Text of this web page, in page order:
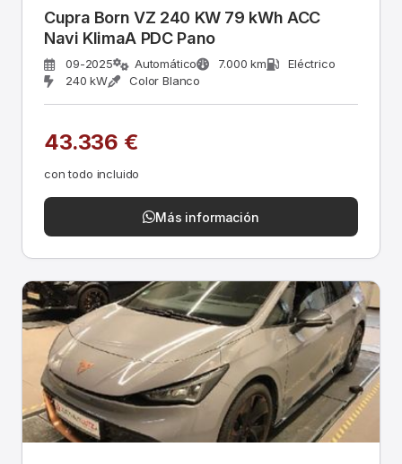
Cupra Born VZ 240 KW 79 kWh ACC
Navi KlimaA PDC Pano
09-2025 Automático 7.000 km
Eléctrico
240 kW
Color Blanco
43.336 €
con todo incluido
Más información